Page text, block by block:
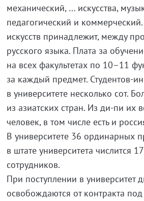
механический, … искусства,
педагогический и коммерческий.
искусств принадлежит, между
русского языка. Плата за
на всех факультетах по 10–11
за каждый предмет. Студентов-
в университете несколько сот.
из азиатских стран. Из ди-пи их
человек, в том числе есть и
В университете 36 ординарных
в штате университета числится
сотрудников.
При поступлении в университет
освобождаются от контракта